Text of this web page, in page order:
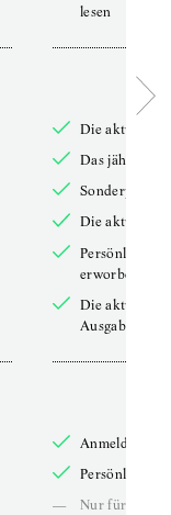
lesen
Die aktuelle
Das jährliche
Die aktuelle
Persönliches
erworbenen
Die aktuelle
Ausgabe
Anmelden
Persönliche
—
Nur für